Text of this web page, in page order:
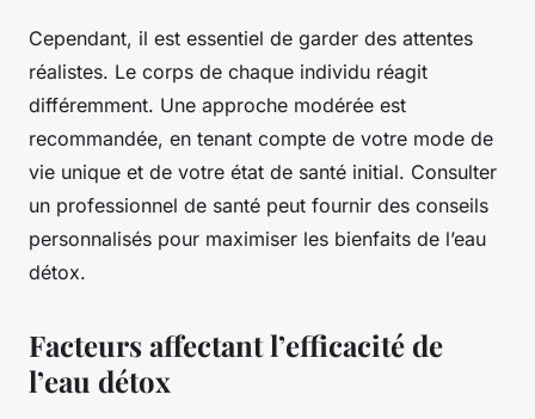
Cependant, il est essentiel de garder des attentes
réalistes. Le corps de chaque individu réagit
différemment. Une approche modérée est
recommandée, en tenant compte de votre mode de
vie unique et de votre état de santé initial. Consulter
un professionnel de santé peut fournir des conseils
personnalisés pour maximiser les bienfaits de l’eau
détox.
Facteurs affectant l’efficacité de
l’eau détox